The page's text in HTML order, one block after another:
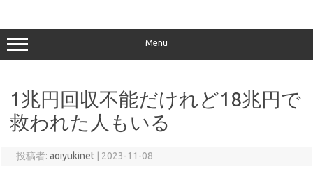
Menu
1兆円回収不能だけれど18兆円で
救われた人もいる
投稿者: aoiyukinet 2023-11-08